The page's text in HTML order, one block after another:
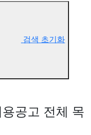
검색 초기화
공고 전체 목